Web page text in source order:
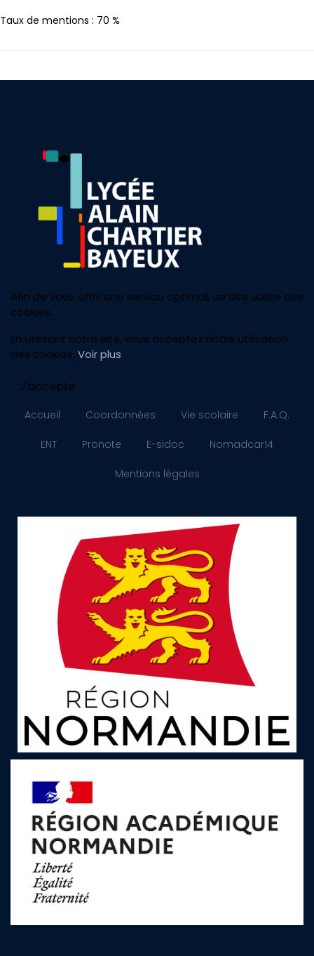
Taux de mentions : 70 %
Afin de vous offrir une service optimal, ce site utilise des
cookies.
En utilisant notre site, vous acceptez notre utilisation
des cookies. Voir plus
J'accepte
Accueil Coordonnées Vie scolaire F.A.Q.
ENT Pronote E-sidoc Nomadcar14
Mentions légales